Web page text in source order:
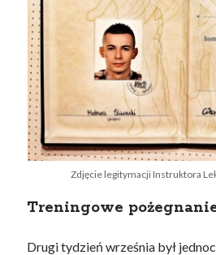
Zdjęcie legitymacji Instruktora
Treningowe
Drugi tydzień września był